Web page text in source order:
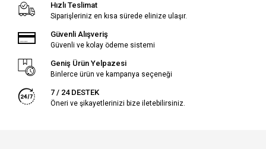
Hızlı Teslimat
Siparişleriniz en kısa sürede elinize ulaşır.
Güvenli Alışveriş
Güvenli ve kolay ödeme sistemi
Geniş Ürün Yelpazesi
Binlerce ürün ve kampanya seçeneği
7 / 24 DESTEK
Öneri ve şikayetlerinizi bize iletebilirsiniz.